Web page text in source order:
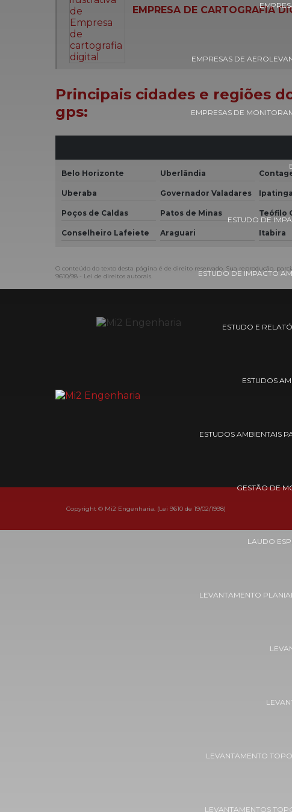
EMPRESAS DE
EMPRESAS DE
ESTUDO DE
ESTUDO DE IMPACTO
ESTUDO E
ESTUDOS
ESTUDOS AMBIENTAIS
GESTÃO DE
LAUDO
LEVANTAMENTO
LEVANTAMENTO
LEVANTAMENTOS
EMPRESA DE CARTOGRAFIA
Principais cidades e regiões
gps:
Belo Horizonte Uberlândia
Uberaba Governador Valadares Ipatinga
Poços de Caldas Patos de Minas Teófilo
Conselheiro Lafeiete Araguari Itabira
O conteúdo do texto desta página é de direito reservado. Sua reprodução,
9610/98 - Lei de direitos autorais.
Copyright © Mi2 Engenharia. (Lei 9610 de 19/02/1998)